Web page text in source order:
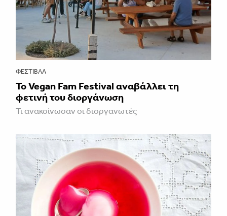
ΦΕΣΤΙΒΑΛ
Το Vegan Fam Festival αναβάλλει τη
φετινή του διοργάνωση
Τι ανακοίνωσαν οι διοργανωτές